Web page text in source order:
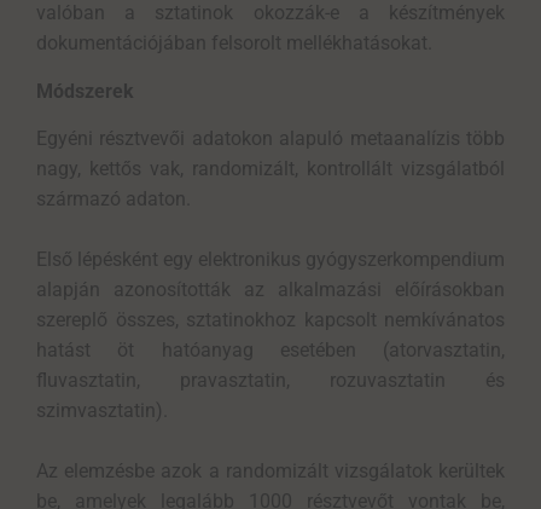
valóban a sztatinok okozzák-e a készítmények
dokumentációjában felsorolt mellékhatásokat.
Módszerek
Egyéni résztvevői adatokon alapuló metaanalízis több
nagy, kettős vak, randomizált, kontrollált vizsgálatból
származó adaton.
Első lépésként egy elektronikus gyógyszerkompendium
alapján azonosították az alkalmazási előírásokban
szereplő összes, sztatinokhoz kapcsolt nemkívánatos
hatást öt hatóanyag esetében (atorvasztatin,
fluvasztatin, pravasztatin, rozuvasztatin és
szimvasztatin).
Az elemzésbe azok a randomizált vizsgálatok kerültek
be, amelyek legalább 1000 résztvevőt vontak be,